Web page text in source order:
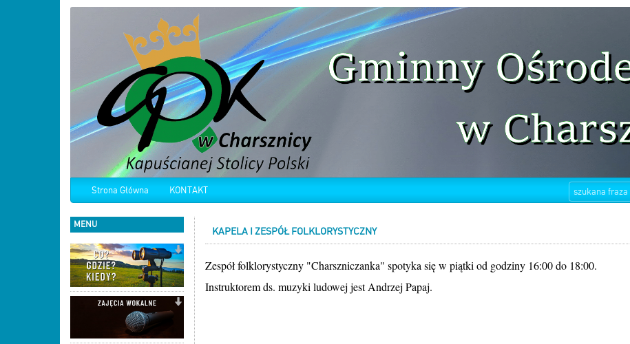
Strona Główna KONTAKT
MENU
KAPELA I ZESPÓŁ FOLKLORYSTYCZNY
Zespół folklorystyczny "Charszniczanka" spotyka się w piątki od godziny 16:00 do 18:00.
Instruktorem ds. muzyki ludowej jest Andrzej Papaj.